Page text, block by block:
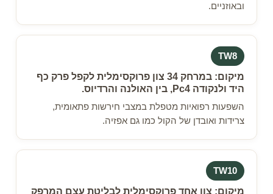
ובאוזניים.
TW8
מיקום: במרחק 34 צון פרוקסימלית לקפל פרק כף
היד ולנקודה Pc4, בין האולנה והרדיוס.
השפעות רפואיות מטפלת במצבי חירשות פתאומית,
צרידות ואובדן של הקול כמו גם אפזיה.
TW10
מיקום: צון אחד פרוקסימלית לבליטת עצם המרפק